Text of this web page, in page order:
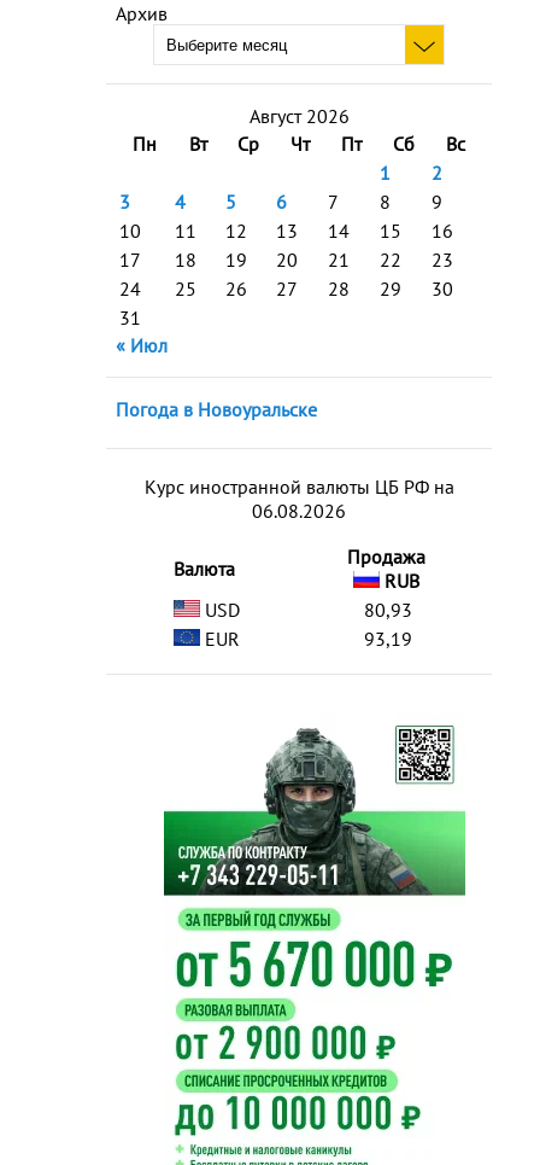
Архив
Август 2026
Пн
Вт Ср Чт Пт Сб
Вс
1
2
3
4 5 6 7 8
9
10
11 12 13 14 15
16
17
18 19 20 21 22
23
24
25 26 27 28 29
30
31
« Июл
Погода в Новоуральске
Курс иностранной валюты ЦБ РФ на
06.08.2026
Валюта
Продажа
RUB
USD
80,93
EUR
93,19